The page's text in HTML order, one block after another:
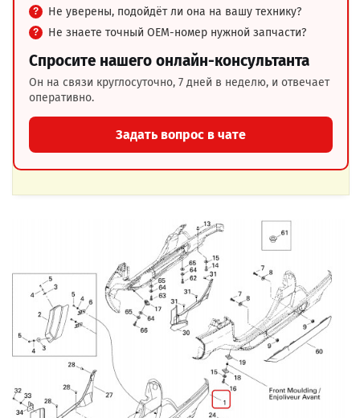
Не уверены, подойдёт ли она на вашу технику?
Не знаете точный OEM-номер нужной запчасти?
Спросите нашего онлайн-консультанта
Он на связи круглосуточно, 7 дней в неделю, и отвечает
оперативно.
Задать вопрос в чате